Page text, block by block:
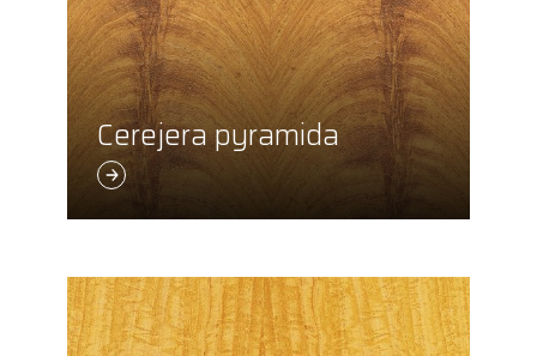
Cerejera pyramida